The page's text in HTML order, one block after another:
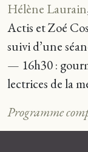
Hélène Laurain
Actis et Zoé
suivi d’une
— 16h30 :
lectrices de la
Programme